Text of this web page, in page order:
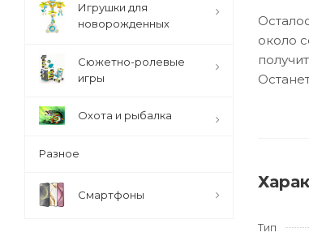
около
Тип
Игрушки для
новорожденных
Сюжетно-ролевые
игры
Охота и рыбалка
Разное
Смартфоны